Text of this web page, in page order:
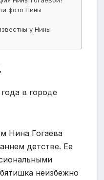
фото Нины
у Нины
в городе
Нина Гогаева
детстве. Ее
неизбежно